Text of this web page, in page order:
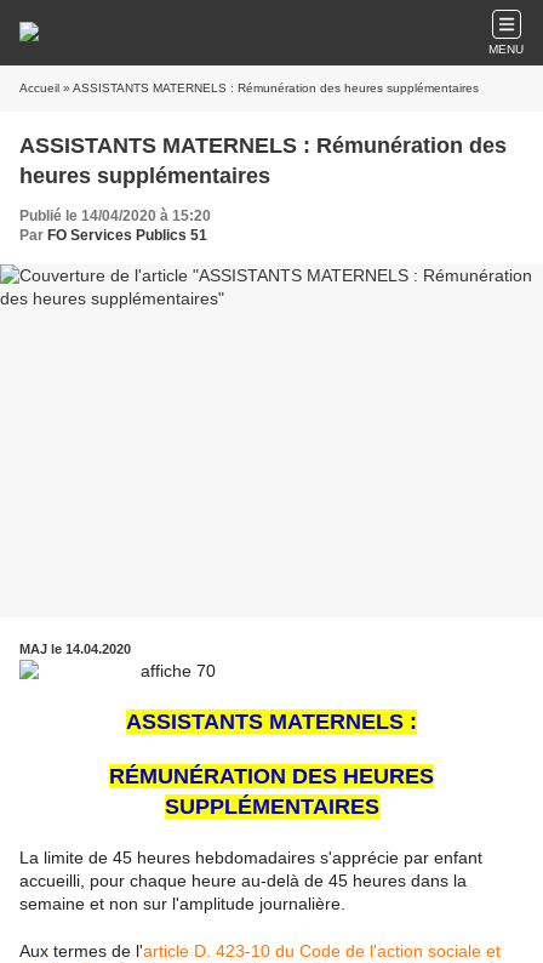
MENU
Accueil » ASSISTANTS MATERNELS : Rémunération des heures supplémentaires
ASSISTANTS MATERNELS : Rémunération des
heures supplémentaires
Publié le 14/04/2020 à 15:20
Par FO Services Publics 51
MAJ le 14.04.2020
ASSISTANTS MATERNELS :
RÉMUNÉRATION DES HEURES
SUPPLÉMENTAIRES
La limite de 45 heures hebdomadaires s'apprécie par enfant
accueilli, pour chaque heure au-delà de 45 heures dans la
semaine et non sur l'amplitude journalière.
Aux termes de l'article D. 423-10 du Code de l'action sociale et